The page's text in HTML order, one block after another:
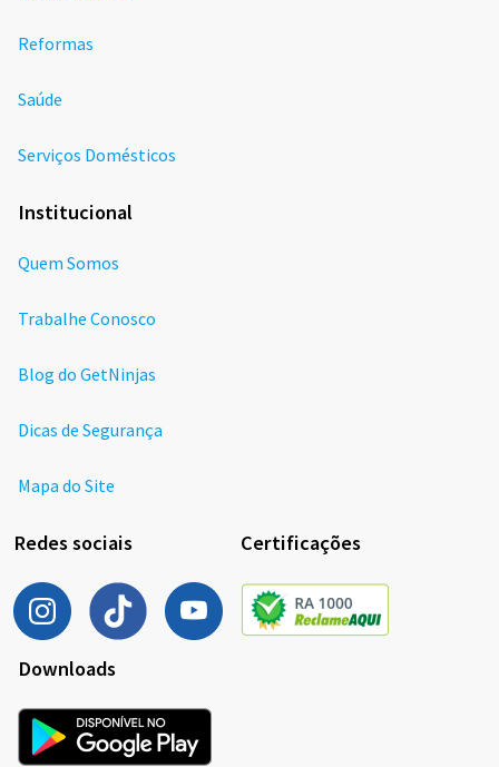
Reformas
Saúde
Serviços Domésticos
Institucional
Quem Somos
Trabalhe Conosco
Blog do GetNinjas
Dicas de Segurança
Mapa do Site
Redes sociais Certificações
Downloads